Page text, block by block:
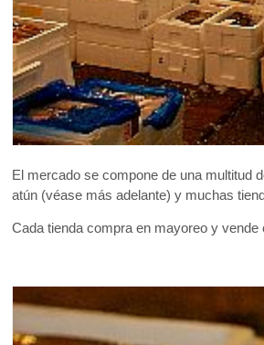
El mercado se compone de una multitud
atún (véase más adelante) y muchas
Cada tienda compra en mayoreo y